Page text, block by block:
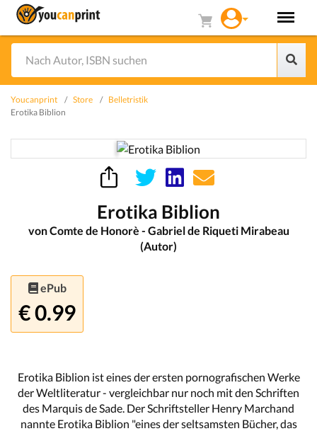
Youcanprint Store
Belletristik
Erotika Biblion
Erotika Biblion
von Comte de Honorè - Gabriel de Riqueti Mirabeau
(Autor)
ePub
€ 0.99
Erotika Biblion ist eines der ersten pornografischen Werke
der Weltliteratur - vergleichbar nur noch mit den Schriften
des Marquis de Sade. Der Schriftsteller Henry Marchand
nannte Erotika Biblion "eines der seltsamsten Bücher, das